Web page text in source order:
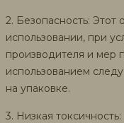
2. Безопасность: Этот
использовании, при
производителя и мер
использованием
на упаковке.
3. Низкая